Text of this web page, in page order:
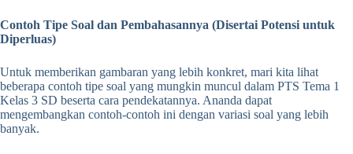
Contoh Tipe Soal dan Pembahasannya (Disertai Potensi untuk
Diperluas)
Untuk memberikan gambaran yang lebih konkret, mari kita lihat
beberapa contoh tipe soal yang mungkin muncul dalam PTS Tema 1
Kelas 3 SD beserta cara pendekatannya. Ananda dapat
mengembangkan contoh-contoh ini dengan variasi soal yang lebih
banyak.